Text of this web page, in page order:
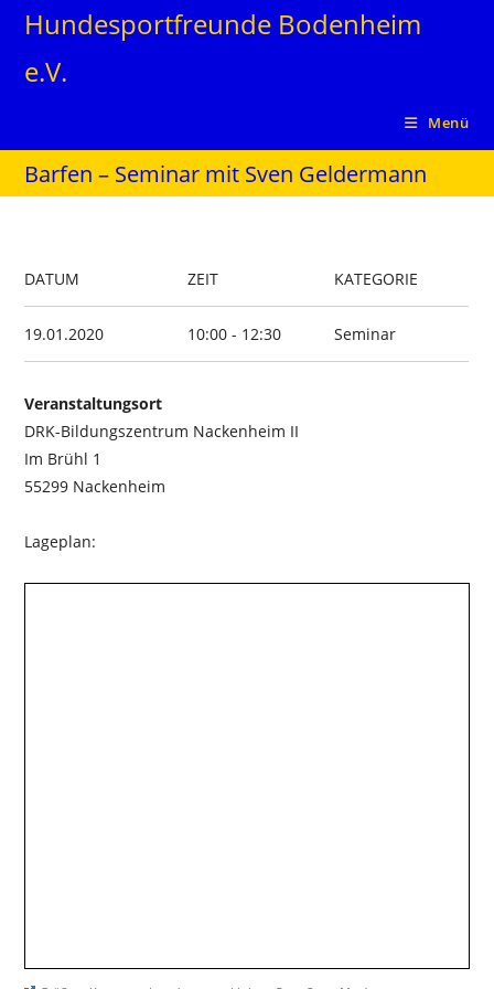
Zum
Inhalt
springen
Hundesportfreunde Bodenheim
e.V.
Menü
Barfen – Seminar mit Sven Geldermann
DATUM ZEIT KATEGORIE
19.01.2020 10:00 - 12:30 Seminar
Veranstaltungsort
DRK-Bildungszentrum Nackenheim II
Im Brühl 1
55299 Nackenheim
Lageplan: